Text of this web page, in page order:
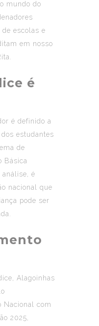
mundo do
de escolas e
em nosso
é
é definido a
estudantes
de
Básica
análise, é
nacional que
pode ser
Alagoinhas
Nacional com
2025